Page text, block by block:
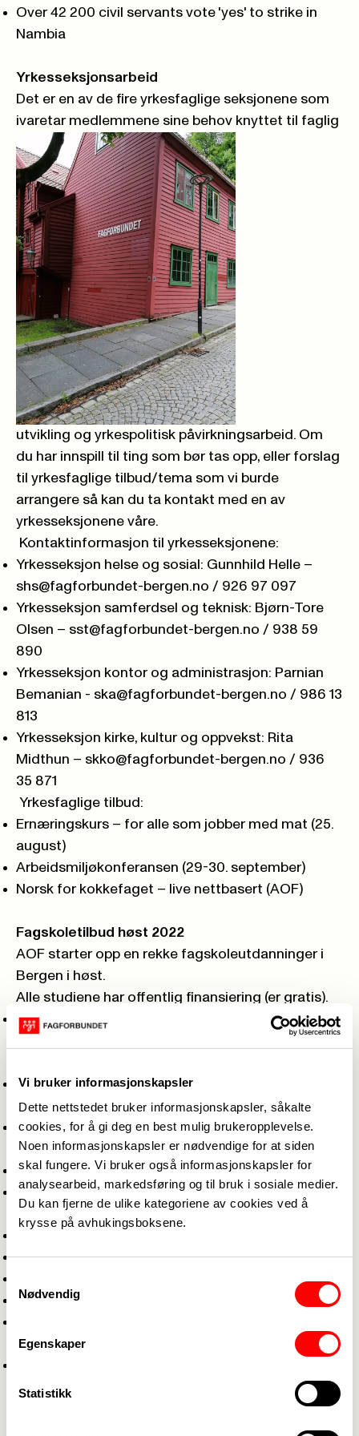
Vi bruker informasjonskapsler
Dette nettstedet bruker informasjonskapsler, såkalte
cookies, for å gi deg en best mulig brukeropplevelse.
Noen informasjonskapsler er nødvendige for at siden
skal fungere. Vi bruker også informasjonskapsler for
analysearbeid, markedsføring og til bruk i sosiale medier.
Du kan fjerne de ulike kategoriene av cookies ved å
krysse på avhukingsboksene.
Samtykkevalg
Nødvendig
Egenskaper
Statistikk
Over 42 200 civil servants vote 'yes' to strike in
Nambia
Yrkesseksjonsarbeid
Det er en av de fire yrkesfaglige seksjonene som
ivaretar medlemmene sine behov knyttet til faglig
utvikling og yrkespolitisk påvirkningsarbeid. Om
du har innspill til ting som bør tas opp, eller forslag
til yrkesfaglige tilbud/tema som vi burde
arrangere så kan du ta kontakt med en av
yrkesseksjonene våre.
Kontaktinformasjon til yrkesseksjonene:
Yrkesseksjon helse og sosial: Gunnhild Helle –
shs@fagforbundet-bergen.no / 926 97 097
Yrkesseksjon samferdsel og teknisk: Bjørn-Tore
Olsen – sst@fagforbundet-bergen.no / 938 59
890
Yrkesseksjon kontor og administrasjon: Parnian
Bemanian - ska@fagforbundet-bergen.no / 986 13
813
Yrkesseksjon kirke, kultur og oppvekst: Rita
Midthun – skko@fagforbundet-bergen.no / 936
35 871
Yrkesfaglige tilbud:
Ernæringskurs – for alle som jobber med mat (25.
august)
Arbeidsmiljøkonferansen (29-30. september)
Norsk for kokkefaget – live nettbasert (AOF)
Fagskoletilbud høst 2022
AOF starter opp en rekke fagskoleutdanninger i
Bergen i høst.
Alle studiene har offentlig finansiering (er gratis).
Arbeid med språk, flerspråklighet og flerkulturell
kompetanse i møte med barn – Bergen – høst
Trygg håndtering av utfordrende situasjoner i
helse- og omsorgssektoren – Bergen – høst 2022
Klinisk vurderingskompetanse – Bergen – høst
2022
Tverrfaglig palliativ omsorg – Bergen – høst 2022
Miljøarbeid i tjenester for mennesker med
utviklingshemming – Bergen – høst 2022
Psykisk helsearbeid – Bergen – høst 2022
Veiledning av lærlinger – Bergen – høst 2022
2022
høst 2022